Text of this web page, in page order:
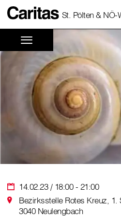
St. Pölten & NÖ-
14.02.23 / 18:00 - 21:00
Bezirksstelle Rotes Kreuz, 1.
3040 Neulengbach